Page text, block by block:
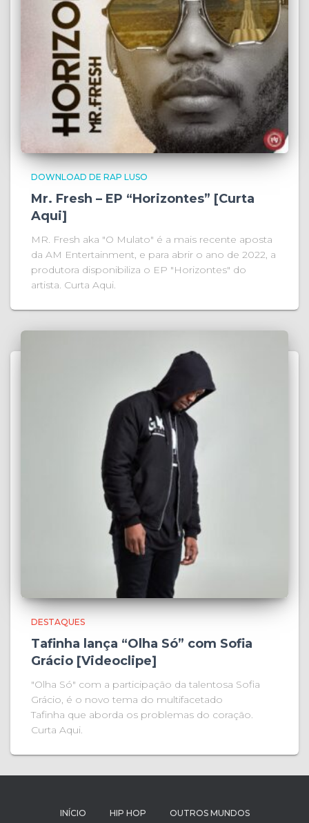
DOWNLOAD DE RAP LUSO
Mr. Fresh – EP “Horizontes” [Curta
Aqui]
MR. Fresh aka "O Mulato" é a mais recente aposta
da AM Entertainment, e para abrir o ano de 2022, a
produtora disponibiliza o EP "Horizontes" do
artista. Curta Aqui.
DESTAQUES
Tafinha lança “Olha Só” com Sofia
Grácio [Videoclipe]
"Olha Só" com a participação da talentosa Sofia
Grácio, é o novo tema do multifacetado
Tafinha que aborda os problemas do coração.
Curta Aqui.
INÍCIO HIP HOP OUTROS MUNDOS